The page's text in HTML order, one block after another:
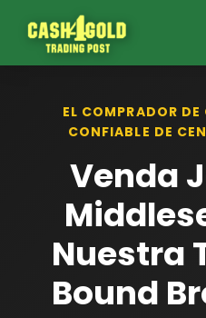
EL COMPRADOR
CONFIABLE DE
Venda
Nuestra
Bound